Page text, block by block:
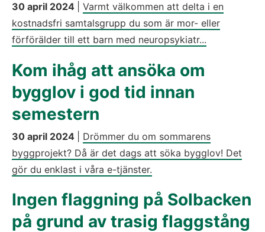
30 april 2024
Varmt välkommen att delta i en
kostnadsfri samtalsgrupp du som är mor- eller
förförälder till ett barn med neuropsykiatr...
Kom ihåg att ansöka om
bygglov i god tid innan
semestern
30 april 2024
Drömmer du om sommarens
byggprojekt? Då är det dags att söka bygglov! Det
gör du enklast i våra e-tjänster.
Ingen flaggning på Solbacken
på grund av trasig flaggstång